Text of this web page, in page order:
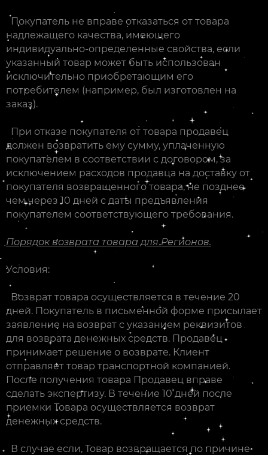
Покупатель не вправе отказаться от товара
надлежащего качества, имеющего
индивидуально-определенные свойства, если
указанный товар может быть использован
исключительно приобретающим его
потребителем (например, был изготовлен на
заказ).
При отказе покупателя от товара продавец
должен возвратить ему сумму, уплаченную
покупателем в соответствии с договором, за
исключением расходов продавца на доставку от
покупателя возвращенного товара, не позднее
чем через 10 дней с даты предъявления
покупателем соответствующего требования.
Порядок возврата товара для Регионов.
Условия:
Возврат товара осуществляется в течение 20
дней. Покупатель в письменной форме присылает
заявление на возврат с указанием реквизитов
для возврата денежных средств. Продавец
принимает решение о возврате. Клиент
отправляет товар транспортной компанией.
После получения товара Продавец вправе
сделать экспертизу. В течение 10 дней после
приемки Товара осуществляется возврат
денежных средств.
В случае если, Товар возвращается по причине